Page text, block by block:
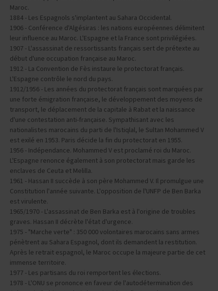
mais ne stoppe pas les volontés expansionnistes européennes au
Maroc.
1884 - Les Espagnols s'implantent au Sahara Occidental.
1906 - Conférence d'Algésiras : les nations européennes délimitent
leur influence au Maroc. L'Espagne et la France sont privilégiées.
1907 - L'assassinat de ressortissants français sert de prétexte au
début d'une occupation française au Maroc.
1912 - La Convention de Fès instaure le protectorat français.
L'Espagne contrôle le nord du pays.
1912/1956 - Les années du protectorat français sont marquées par
une forte émigration française, le développement des moyens de
transport, le déplacement de la capitale à Rabat et la naissance
d'une contestation anti-française. Sympathisant avec les
nationalistes marocains du parti de l'Istiqlal, le Sultan Mohammed V
est exilé en 1953. Paris décide la fin du protectorat en 1955.
1956 - Indépendance. Mohammed V est proclamé roi du Maroc.
L'Espagne renonce également à son protectorat mais garde les
enclaves de Ceuta et Melilla.
1961 - Hassan II succède à son père Mohammed V. Il promulgue une
Constitution l'année suivante. L'opposition de l'UNFP de Ben Barka
est virulente.
1965/1970 - L'assassinat de Ben Barka est à l'origine de troubles
graves. Hassan II décrète l'état d'urgence.
1975 - "Marche verte" : 350 000 volontaires marocains sans armes
pénètrent au Sahara Espagnol, dont ils demandent la restitution.
Après le retrait espagnol, le Maroc occupe la majeure partie de cet
immense territoire.
1977 - Les partisans du roi remportent les élections.